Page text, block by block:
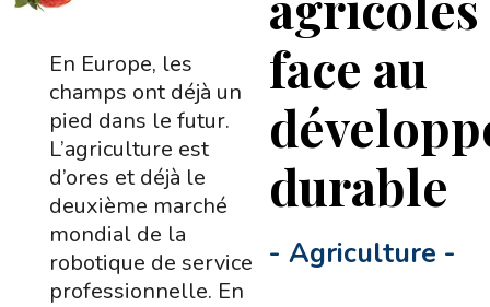
face au
durable
-Agriculture -
En Europe, les
champs ont déjà un
pied dans le futur.
L’agriculture est
d’ores et déjà le
deuxième marché
mondial de la
robotique de service
professionnelle. En